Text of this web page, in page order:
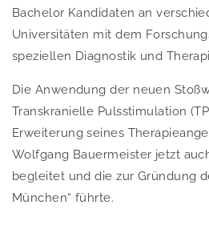
Bachelor Kandidaten an
Universitäten mit dem
speziellen Diagnostik und
Die Anwendung der neuen
Transkranielle Pulsstimulation
Erweiterung seines
Wolfgang Bauermeister jetzt
begleitet und die zur Gründung
München“ führte.